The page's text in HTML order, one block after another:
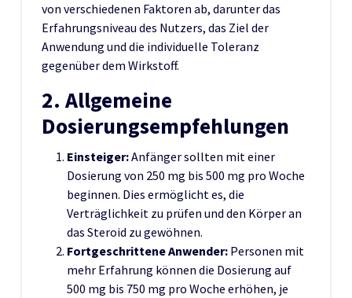
von verschiedenen Faktoren ab, darunter das
Erfahrungsniveau des Nutzers, das Ziel der
Anwendung und die individuelle Toleranz
gegenüber dem Wirkstoff.
2. Allgemeine
Dosierungsempfehlungen
Einsteiger:Anfänger sollten mit einer
Dosierung von 250 mg bis 500 mg pro Woche
beginnen. Dies ermöglicht es, die
Verträglichkeit zu prüfen und den Körper an
das Steroid zu gewöhnen.
Fortgeschrittene Anwender: Personen mit
mehr Erfahrung können die Dosierung auf
500 mg bis 750 mg pro Woche erhöhen, je